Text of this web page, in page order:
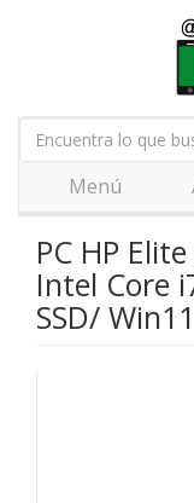
Menú
PC HP
Intel Core
SSD/